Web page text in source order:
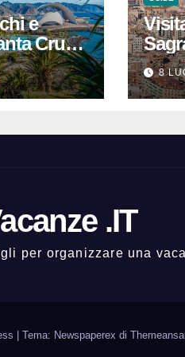
e
Cruz
che
8
.IT
per organizzare una
Tema: Newspaperex di